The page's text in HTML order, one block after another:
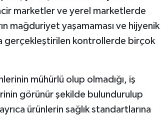
marketler ve yerel marketlerde
mağduriyet yaşamaması ve hijyenik
gerçekleştirilen kontrollerde birçok
mühürlü olup olmadığı, iş
görünür şekilde bulundurulup
ürünlerin sağlık standartlarına